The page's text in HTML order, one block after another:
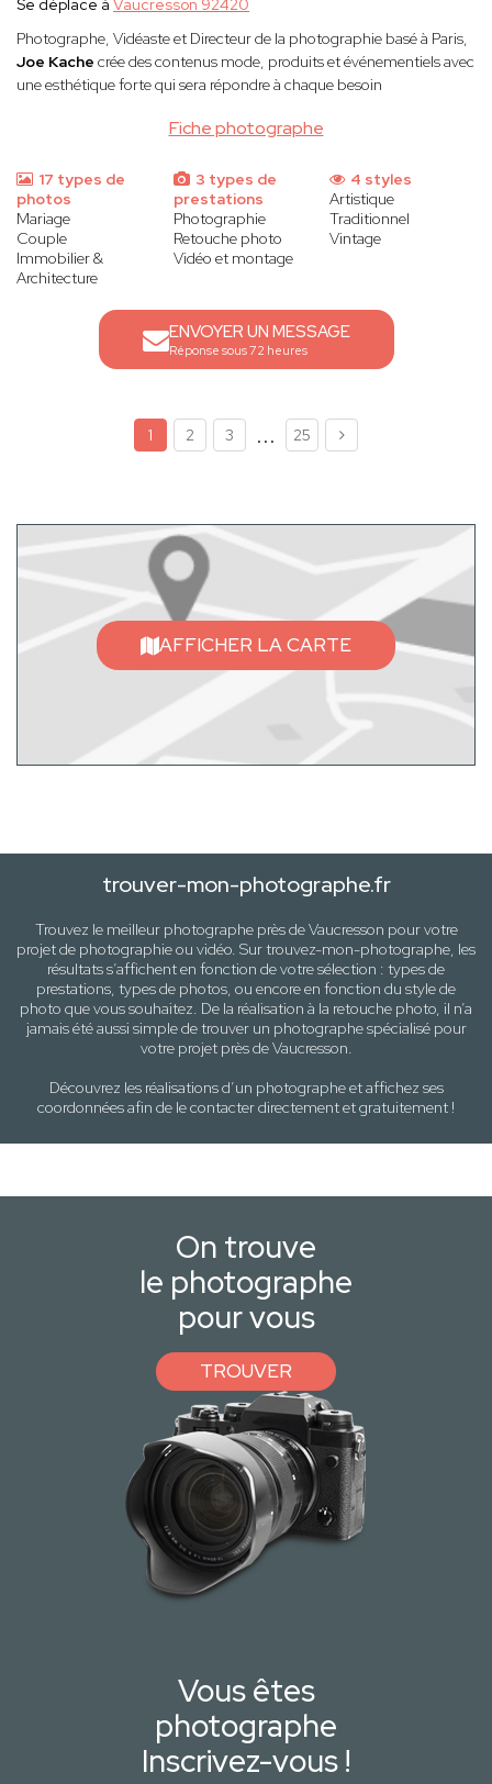
Fiche photographe
Se déplace à Vaucresson 92420
Photographe, Vidéaste et Directeur de la photographie basé à Paris,
Joe Kache crée des contenus mode, produits et événementiels avec
une esthétique forte qui sera répondre à chaque besoin
17 types de
photos
Mariage
Couple
Immobilier &
Architecture
3 types de
prestations
Photographie
Retouche photo
Vidéo et montage
4 styles
Artistique
Traditionnel
Vintage
ENVOYER UN MESSAGE
Réponse sous 72 heures
1 2 3 ... 25
AFFICHER LA CARTE
trouver-mon-photographe.fr
Trouvez le meilleur photographe près deVaucresson pour votre
projet de photographie ou vidéo. Sur trouvez-mon-photographe, les
résultats s’affichent en fonction de votre sélection : types de
prestations, types de photos, ou encore en fonction du stylede
photo que vous souhaitez. De la réalisation à la retouche photo, il n’a
jamais été aussi simple de trouver un photographe spécialisé pour
votre projet près deVaucresson.
Découvrez les réalisations d’un photographe et affichez ses
coordonnées afin de le contacter directement et gratuitement !
On trouve
le photographe
pour vous
TROUVER
Vous êtes
photographe
Inscrivez-vous !